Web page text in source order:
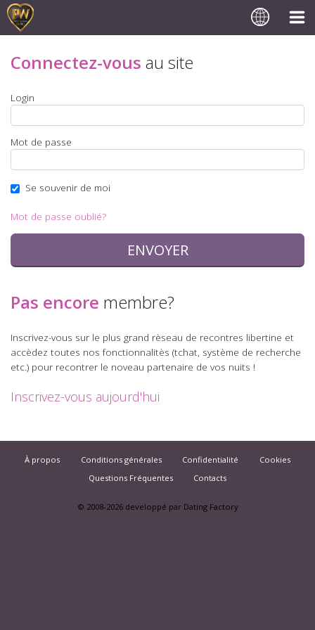
Connectez-vous au site
Login
Mot de passe
Se souvenir de moi
Mot de passe oublié?
Pas encore membre?
Inscrivez-vous sur le plus grand rèseau de recontres libertine et
accèdez toutes nos fonctionnalitès (tchat, système de recherche
etc.) pour recontrer le noveau partenaire de vos nuits !
Inscrivez-vous aujourd'hui
À propos Conditions générales Confidentialité
Cookies
Questions Fréquentes
Contacts
© 2008-2026 developpé par Dating Factory